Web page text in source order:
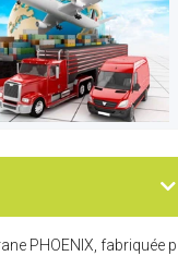
PHOENIX, fabriquée